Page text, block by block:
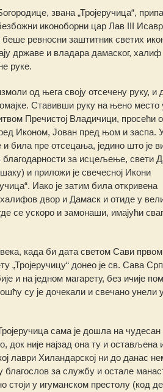
звана „Тројеручица“,
иконоборни цар Лав III
беше ревносни заштитник светих
државе и владара дамаског, халиф
руке.
од њега своју отсечену руку, и
Ставивши руку на њено место
Пречистој Владичици, просећи
Иконом, Јован пред њом и заспа.
и била пре отсецања, једино што је
за исцељење, свети
и приложи је свечесној Икони
Иако је затим била откривена
двор и Дамаск и отиде у
се ускоро и замонаши, имајући
када би дата светом Сави првом
донео је св. Сава
и на једном магарету, без ичије
су је дочекали и свечано унели
сама је дошла на
док није најзад она ту и остављена
лаври Хиландарској ни до данас
благослов за службу и остале
стоји у игуманском престолу (код